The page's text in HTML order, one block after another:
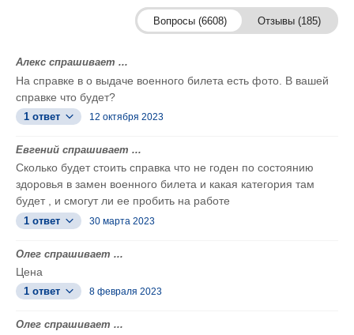
Вопросы (6608) Отзывы (185)
Алекс спрашивает ...
На справке в о выдаче военного билета есть фото. В вашей
справке что будет?
1 ответ 12 октября 2023
Евгений спрашивает ...
Сколько будет стоить справка что не годен по состоянию
здоровья в замен военного билета и какая категория там
будет , и смогут ли ее пробить на работе
1 ответ 30 марта 2023
Олег спрашивает ...
Цена
1 ответ 8 февраля 2023
Олег спрашивает ...